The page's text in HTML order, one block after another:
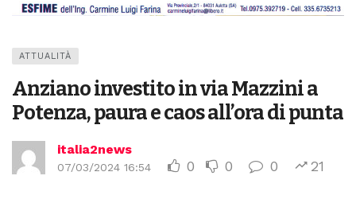
ATTUALITÀ
Anziano investito in via Mazzini a
Potenza, paura e caos all’ora di punta
italia2news
07/03/2024 16:54 0 0 0 21